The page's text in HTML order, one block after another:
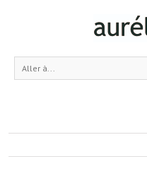
Aller à...